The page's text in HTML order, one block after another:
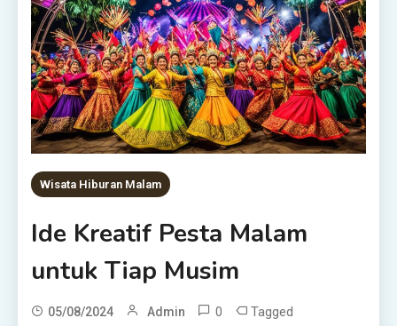
Wisata Hiburan Malam
Ide Kreatif Pesta Malam
untuk Tiap Musim
05/08/2024 Admin 0 Tagged